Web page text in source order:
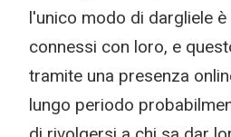
l'unico modo di dargliele
connessi con loro, e
tramite una presenza
lungo periodo